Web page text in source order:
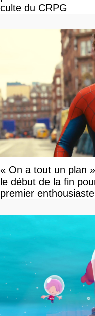
culte du CRPG
« On a tout un plan
le début de la fin
premier enthousiaste